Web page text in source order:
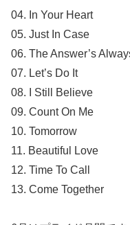
04. In Your Heart
05. Just In Case
06. The Answer’s
07. Let’s Do It
08. I Still Believe
09. Count On Me
10. Tomorrow
11. Beautiful Love
12. Time To Call
13. Come Together